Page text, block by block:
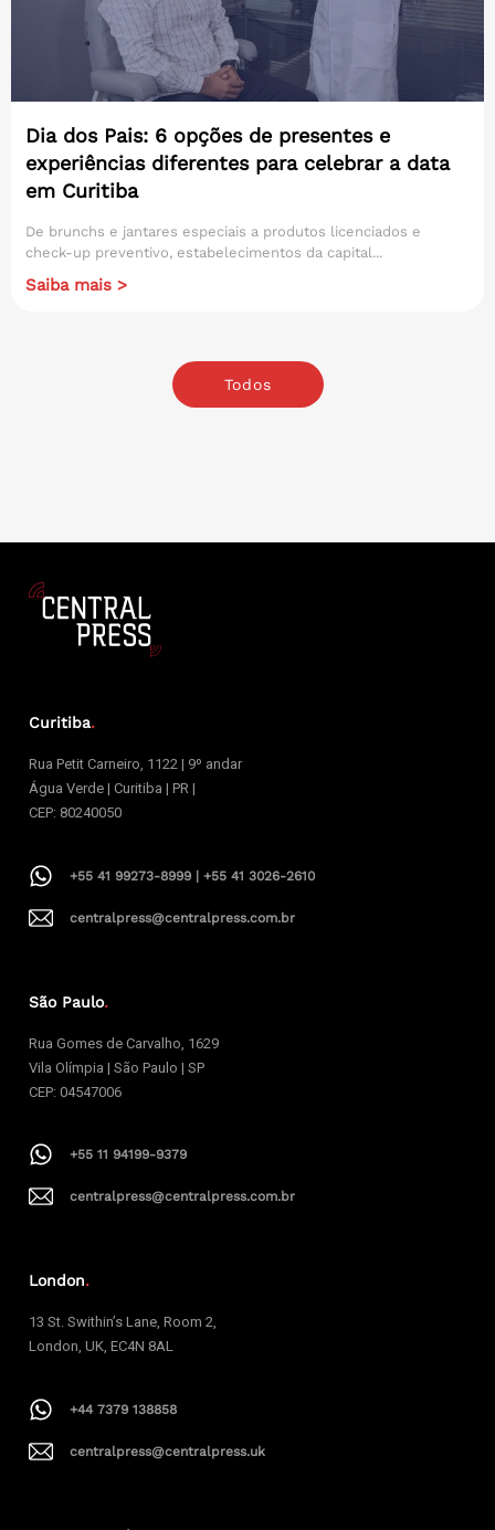
Dia dos Pais: 6 opções de presentes e
experiências diferentes para celebrar a data
em Curitiba
De brunchs e jantares especiais a produtos licenciados e
check-up preventivo, estabelecimentos da capital...
Saiba mais >
Todos
Curitiba.
Rua Petit Carneiro, 1122 | 9º andar
Água Verde | Curitiba | PR |
CEP: 80240050
+55 41 99273-8999 | +55 41 3026-2610
centralpress@centralpress.com.br
São Paulo.
Rua Gomes de Carvalho, 1629
Vila Olímpia | São Paulo | SP
CEP: 04547006
+55 11 94199-9379
centralpress@centralpress.com.br
London.
13 St. Swithin’s Lane, Room 2,
London, UK, EC4N 8AL
+44 7379 138858
centralpress@centralpress.uk